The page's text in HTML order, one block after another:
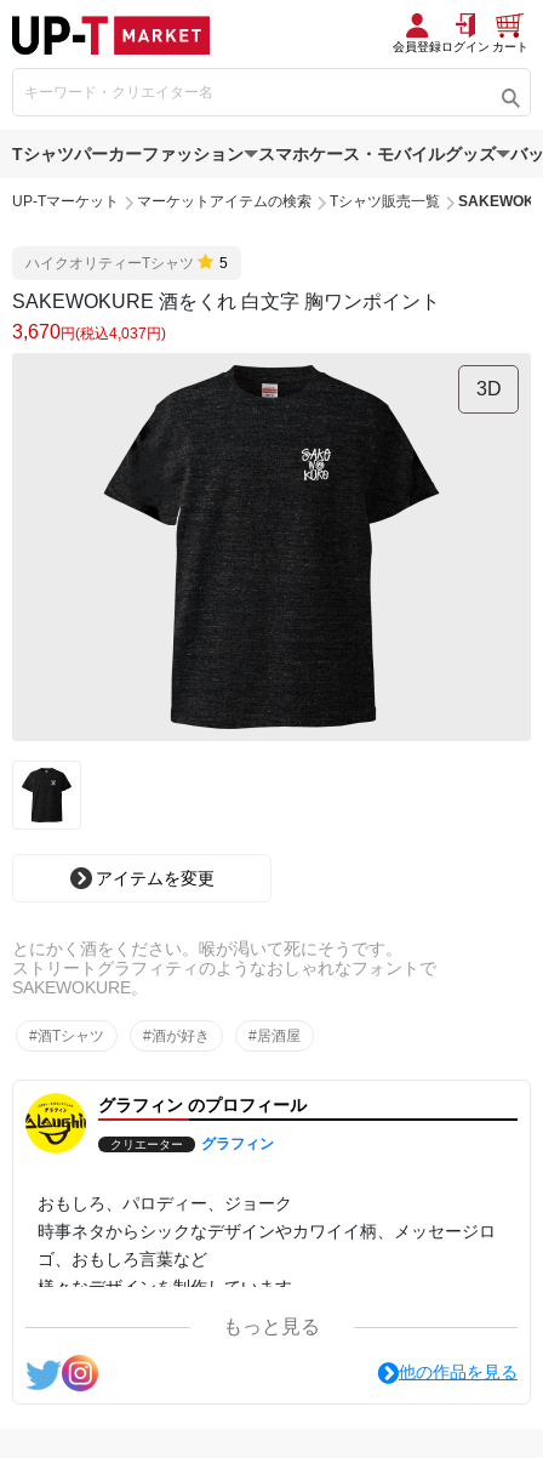
会員登録ログイン カート
Tシャツパーカーファッション スマホケース・モバイルグッズ バ
UP-Tマーケット マーケットアイテムの検索 Tシャツ販売一覧
ハイクオリティーTシャツ 5
SAKEWOKURE 酒をくれ 白文字 胸ワンポイント
3,670円(税込4,037円)
3D
アイテムを変更
とにかく酒をください。喉が渇いて死にそうです。
ストリートグラフィティのようなおしゃれなフォントで
SAKEWOKURE。
#酒Tシャツ #酒が好き #居酒屋
グラフィン のプロフィール
クリエーター グラフィン
おもしろ、パロディー、ジョーク
時事ネタからシックなデザインやカワイイ柄、メッセージロ
ゴ、おもしろ言葉など
様々なデザインを制作しています。
もっと見る
他の作品を見る